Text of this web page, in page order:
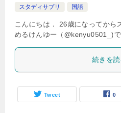
スタディサプリ
国語
こんにちは． 26歳になってから
めるけんゆー（@kenyu0501_)
続きを
Tweet 0